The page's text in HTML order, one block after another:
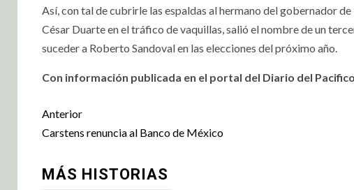
Así, con tal de cubrirle las espaldas al hermano del gobernador
César Duarte en el tráfico de vaquillas, salió el nombre de un
suceder a Roberto Sandoval en las elecciones del próximo año.
Con información publicada en el portal del Diario del
Anterior
Carstens renuncia al Banco de México
MÁS HISTORIAS